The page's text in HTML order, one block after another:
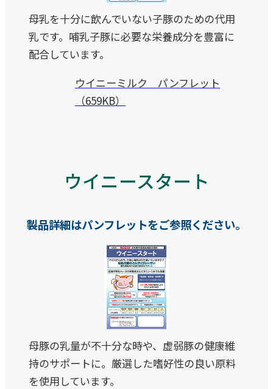
母乳を十分に飲んでいない子豚のための代用
乳です。哺乳子豚に必要な栄養成分を豊富に
配合しています。
ウイニーミルク パンフレット
（659KB）
ウイニースタート
製品詳細はパンフレットをご参照ください。
母豚の乳量が不十分な時や、虚弱豚の健康維
持のサポートに。厳選した嗜好性の良い原料
を使用しています。